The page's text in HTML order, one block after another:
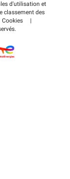
d'utilisation et
classement des
Cookies
|